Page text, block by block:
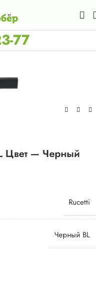
77
Цвет — Черный
Rucetti
Черный BL